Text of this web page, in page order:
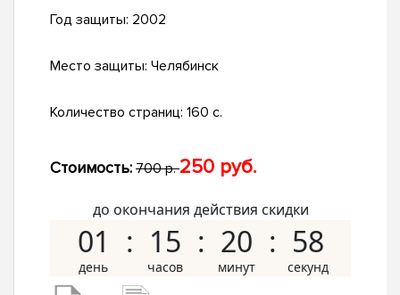
Год защиты: 2002
Место защиты: Челябинск
Количество страниц: 160 с.
Стоимость: 700 р.250 руб.
до окончания действия скидки
01 15 20 57